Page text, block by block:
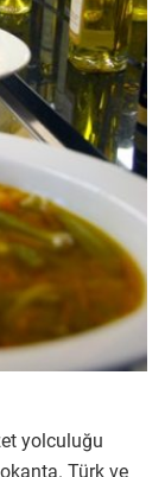
yolculuğu
Türk ve